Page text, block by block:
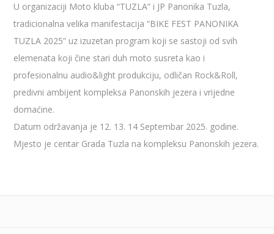
U organizaciji Moto kluba “TUZLA” i JP Panonika Tuzla,
tradicionalna velika manifestacija “BIKE FEST PANONIKA
TUZLA 2025” uz izuzetan program koji se sastoji od svih
elemenata koji čine stari duh moto susreta kao i
profesionalnu audio&light produkciju, odličan Rock&Roll,
predivni ambijent kompleksa Panonskih jezera i vrijedne
domaćine.
Datum održavanja je 12. 13. 14 Septembar 2025. godine.
Mjesto je centar Grada Tuzla na kompleksu Panonskih jezera.